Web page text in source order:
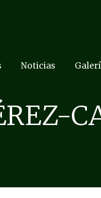
Noticias